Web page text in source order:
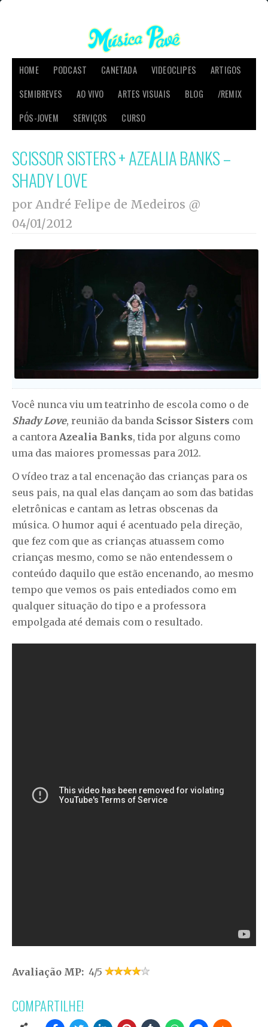
HOME PODCAST CANETADA VIDEOCLIPES
ARTIGOS
SEMIBREVES
AO VIVO ARTES VISUAIS BLOG
/REMIX
PÓS-JOVEM
SERVIÇOS CURSO
SCISSOR SISTERS + AZEALIA BANKS –
SHADY LOVE
por André Felipe de Medeiros @
04/01/2012
Você nunca viu um teatrinho de escola como o de
Shady Love, reunião da banda Scissor Sisters com
a cantora Azealia Banks, tida por alguns como
uma das maiores promessas para 2012.
O vídeo traz a tal encenação das crianças para os
seus pais, na qual elas dançam ao som das batidas
eletrônicas e cantam as letras obscenas da
música. O humor aqui é acentuado pela direção,
que fez com que as crianças atuassem como
crianças mesmo, como se não entendessem o
conteúdo daquilo que estão encenando, ao mesmo
tempo que vemos os pais entediados como em
qualquer situação do tipo e a professora
empolgada até demais com o resultado.
Avaliação MP: 4/5
COMPARTILHE!